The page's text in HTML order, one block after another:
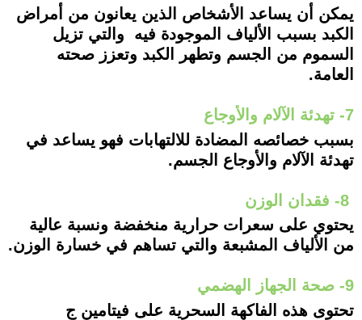
يمكن أن يساعد الأشخاص الذين يعانون من أمراض
الكبد بسبب الألياف الموجودة فيه والتي تزيل
السموم من الجسم وتطهر الكبد وتعزز صحته
العامة.
7- تهدئة الآلام والأوجاع
بسبب خصائصه المضادة للالتهابات فهو يساعد في
تهدئة الآلام والأوجاع الجسم.
يحتوي على سعرات حرارية منخفضة ونسبة عالية
من الألياف المشبعة والتي تساهم في خسارة الوزن.
9- صحة الجهاز الهضمي
تحتوى هذه الفاكهة السحرية على فيتامين ج